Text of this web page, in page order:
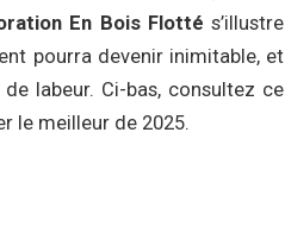
En Bois Flotté s’illustre
pourra devenir inimitable, et
labeur. Ci-bas, consultez ce
le meilleur de 2025.